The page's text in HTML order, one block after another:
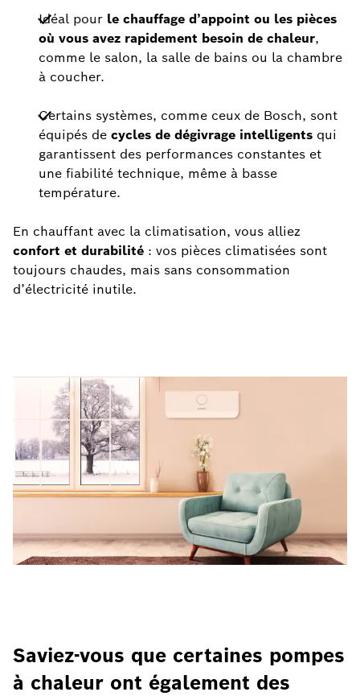
Idéal pour le chauffage d’appoint ou les pièces
où vous avez rapidement besoin de chaleur,
comme le salon, la salle de bains ou la chambre
à coucher.
Certains systèmes, comme ceux de Bosch, sont
équipés de cycles de dégivrage intelligents qui
garantissent des performances constantes et
une fiabilité technique, même à basse
température.
En chauffant avec la climatisation, vous alliez
confort et durabilité : vos pièces climatisées sont
toujours chaudes, mais sans consommation
d’électricité inutile.
Saviez-vous que certaines pompes
à chaleur ont également des